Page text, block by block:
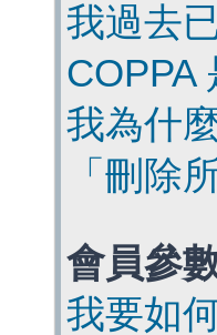
我過去
COPPA
我為什
「刪除
會員參
我要如